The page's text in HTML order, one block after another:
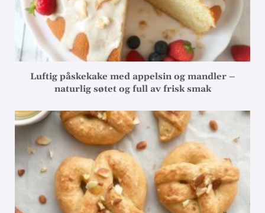
Luftig påskekake med appelsin og mandler –
naturlig søtet og full av frisk smak